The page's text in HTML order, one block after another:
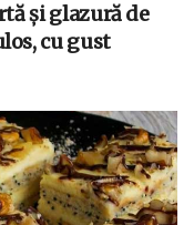
și glazură de
cu gust